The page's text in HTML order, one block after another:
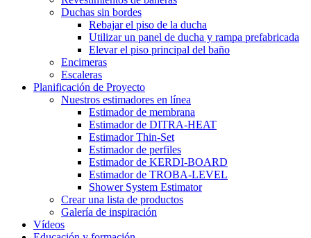
Duchas sin bordes
Rebajar el piso de la ducha
Utilizar un panel de ducha y rampa prefabricada
Elevar el piso principal del baño
Encimeras
Escaleras
Planificación de Proyecto
Nuestros estimadores en línea
Estimador de membrana
Estimador de DITRA-HEAT
Estimador Thin-Set
Estimador de perfiles
Estimador de KERDI-BOARD
Estimador de TROBA-LEVEL
Shower System Estimator
Crear una lista de productos
Galería de inspiración
Vídeos